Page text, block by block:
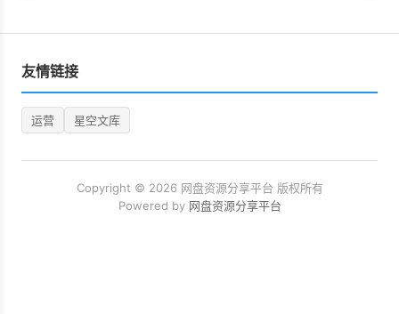
友情链接
运营 星空文库
Copyright © 2026 网盘资源分享平台 版权所有
Powered by 网盘资源分享平台